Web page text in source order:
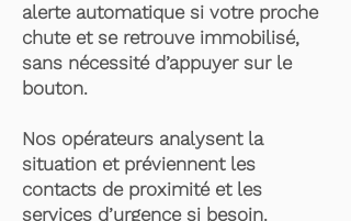
alerte automatique si votre proche
chute et se retrouve immobilisé,
sans nécessité d’appuyer sur le
bouton.
Nos opérateurs analysent la
situation et préviennent les
contacts de proximité et les
services d’urgence si besoin.